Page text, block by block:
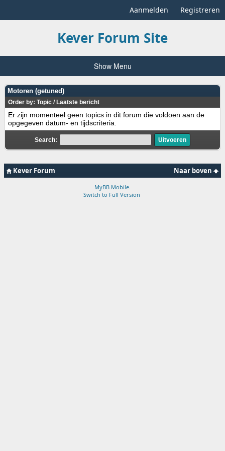
Aanmelden Registreren
Kever Forum Site
Show Menu
Motoren (getuned)
Order by: Topic / Laatste bericht
Er zijn momenteel geen topics in dit forum die voldoen aan de
opgegeven datum- en tijdscriteria.
Search:
Naar boven
Kever Forum
MyBB Mobile
Switch to Full Version